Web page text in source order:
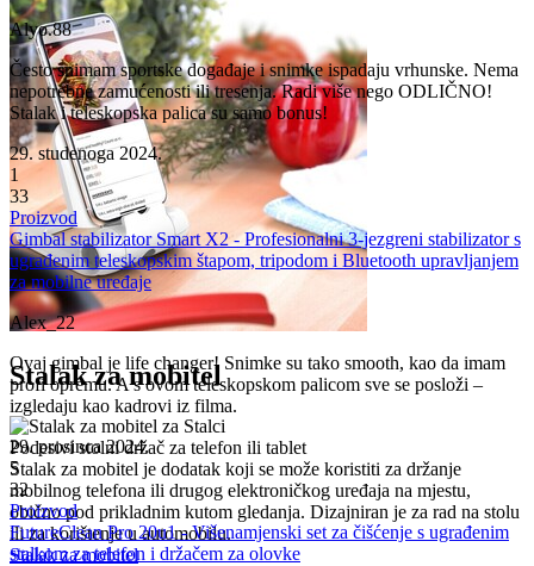
Stalak za mobitel
Podesivi stolni držač za telefon ili tablet
Stalak za mobitel je dodatak koji se može koristiti za držanje
mobilnog telefona ili drugog elektroničkog uređaja na mjestu,
obično pod prikladnim kutom gledanja. Dizajniran je za rad na stolu
ili za korištenje u automobilu.
Stalak za mobitel
Alyo.88
Često snimam sportske događaje i snimke ispadaju vrhunske. Nema
nepotrebne zamućenosti ili tresenja. Radi više nego ODLIČNO!
Stalak i teleskopska palica su samo bonus!
29. studenoga 2024.
1
33
Proizvod
Gimbal stabilizator Smart X2 - Profesionalni 3-jezgreni stabilizator s
ugrađenim teleskopskim štapom, tripodom i Bluetooth upravljanjem
za mobilne uređaje
Alex_22
Ovaj gimbal je life changer! Snimke su tako smooth, kao da imam
profi opremu. A s ovom teleskopskom palicom sve se posloži –
izgledaju kao kadrovi iz filma.
29. prosinca 2024.
5
32
Proizvod
FutureClean Pro 20u1 - Višenamjenski set za čišćenje s ugrađenim
stalkom za telefon i držačem za olovke